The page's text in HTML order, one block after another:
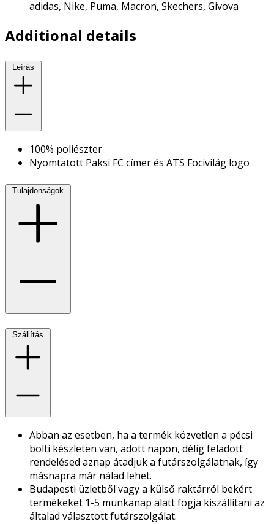
adidas, Nike, Puma, Macron, Skechers, Givova
Additional details
Leírás
100% poliészter
Nyomtatott Paksi FC címer és ATS Focivilág logo
Tulajdonságok
Szállítás
Abban az esetben, ha a termék közvetlen a pécsi
bolti készleten van, adott napon, délig feladott
rendelésed aznap átadjuk a futárszolgálatnak, így
másnapra már nálad lehet.
Budapesti üzletből vagy a külső raktárról bekért
termékeket 1-5 munkanap alatt fogja kiszállítani az
általad választott futárszolgálat.